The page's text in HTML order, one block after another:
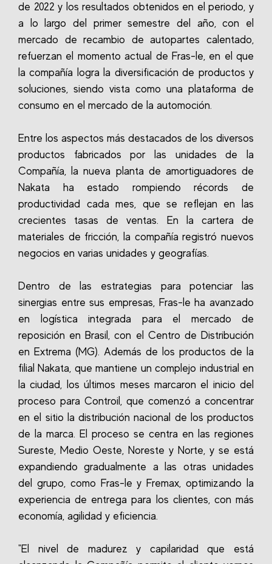
de 2022 y los resultados obtenidos en el periodo, y
a lo largo del primer semestre del año, con el
mercado de recambio de autopartes calentado,
refuerzan el momento actual de Fras-le, en el que
la compañía logra la diversificación de productos y
soluciones, siendo vista como una plataforma de
consumo en el mercado de la automoción.
Entre los aspectos más destacados de los diversos
productos fabricados por las unidades de la
Compañía, la nueva planta de amortiguadores de
Nakata ha estado rompiendo récords de
productividad cada mes, que se reflejan en las
crecientes tasas de ventas. En la cartera de
materiales de fricción, la compañía registró nuevos
negocios en varias unidades y geografías.
Dentro de las estrategias para potenciar las
sinergias entre sus empresas, Fras-le ha avanzado
en logística integrada para el mercado de
reposición en Brasil, con el Centro de Distribución
en Extrema (MG). Además de los productos de la
filial Nakata, que mantiene un complejo industrial en
la ciudad, los últimos meses marcaron el inicio del
proceso para Controil, que comenzó a concentrar
en el sitio la distribución nacional de los productos
de la marca. El proceso se centra en las regiones
Sureste, Medio Oeste, Noreste y Norte, y se está
expandiendo gradualmente a las otras unidades
del grupo, como Fras-le y Fremax, optimizando la
experiencia de entrega para los clientes, con más
economía, agilidad y eficiencia.
"El nivel de madurez y capilaridad que está